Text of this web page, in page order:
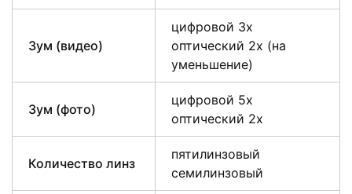
Зум (видео)
цифровой 3х
оптический 2x (на
уменьшение)
Зум (фото)
цифровой 5x
оптический 2x
Количество линз
пятилинзовый
семилинзовый